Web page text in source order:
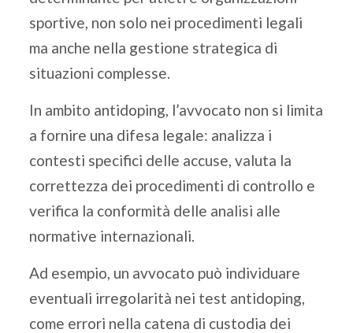
sportive, non solo nei procedimenti legali
ma anche nella gestione strategica di
situazioni complesse.
In ambito antidoping, l’avvocato non si limita
a fornire una difesa legale: analizza i
contesti specifici delle accuse, valuta la
correttezza dei procedimenti di controllo e
verifica la conformità delle analisi alle
normative internazionali.
Ad esempio, un avvocato può individuare
eventuali irregolarità nei test antidoping,
come errori nella catena di custodia dei